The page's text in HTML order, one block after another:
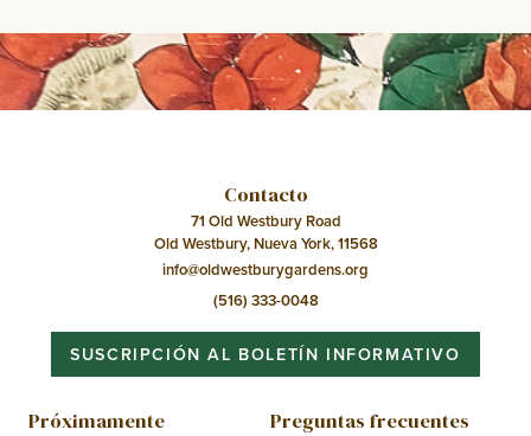
Contacto
71 Old Westbury Road
Old Westbury, Nueva York, 11568
info@oldwestburygardens.org
(516) 333-0048
SUSCRIPCIÓN AL BOLETÍN INFORMATIVO
Próximamente Preguntas frecuentes